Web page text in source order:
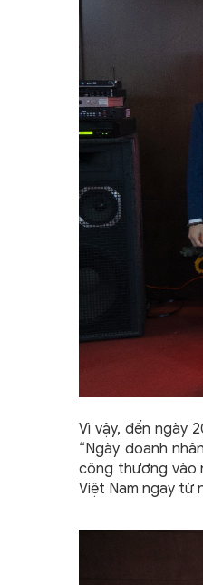
Vì vậy, đến ngày
“Ngày doanh
công thương vào
Việt Nam ngay từ